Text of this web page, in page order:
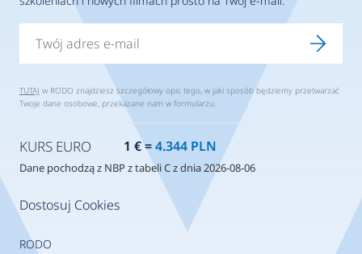
Dostosuj Cookies
RODO
TUTAJ w RODO znajdziesz szczegółowy opis tego, w jaki sposób będziemy przetwarzać
Twoje dane osobowe, przekazane nam w formularzu.
KURS EURO 1 € =4.344 PLN
Dane pochodzą z NBP z tabeli C z dnia 2026-08-06